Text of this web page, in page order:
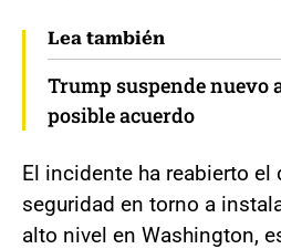
Lea también
Trump suspende nuevo
posible acuerdo
El incidente ha reabierto el
seguridad en torno a
alto nivel en Washington,